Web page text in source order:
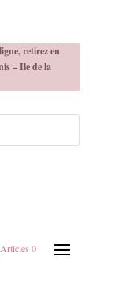
retirez en
– Ile de la
Articles 0